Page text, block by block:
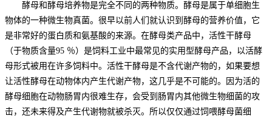
酵母和酵母培养物是完全不同的两种物质。酵母是属于单细胞生
物体的一种微生物真菌。很早以前人们就认识到酵母的营养价值，它
是非常好的蛋白质和氨基酸的来源。在酵母类产品中，活性干酵母
（于物质含量95 ％）是饲料工业中最常见的实用型酵母产品，以活酵
母形式被用在许多饲料中。活性干酵母是不含代谢产物的，如果要想
让活性酵母在动物体内产生代谢产物，这几乎是不可能的。因为活的
酵母细胞在动物肠胃内很难生存，会受到肠胃内其他微生物细菌的攻
击，还未来得及产生代谢物就被杀灭。所以仅仅通过饲喂酵母菌细